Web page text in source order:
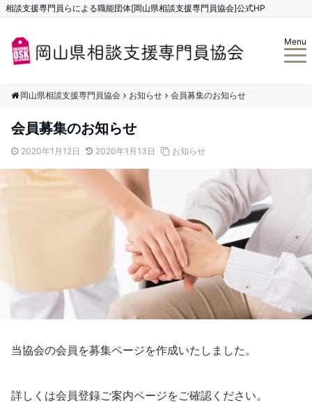
相談支援専門員らによる職能団体[岡山県相談支援専門員協会]公式HP
Menu
岡山県相談支援専門員協会 お知らせ 会員募集のお知らせ
会員募集のお知らせ
2020年1月12日 2020年1月13日 お知らせ
当協会の会員を募集ページを作成いたしました。
詳しくは会員登録ご案内ページをご確認ください。